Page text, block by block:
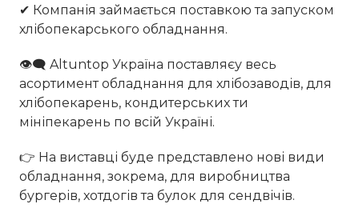
✔ Компанія займається поставкою та запуском
хлібопекарського обладнання.
👁‍🗨 Altuntop Україна поставляєу весь
асортимент обладнання для хлібозаводів, для
хлібопекарень, кондитерських ти
мініпекарень по всій Україні.
👉 На виставці буде представлено нові види
обладнання, зокрема, для виробництва
бургерів, хотдогів та булок для сендвічів.